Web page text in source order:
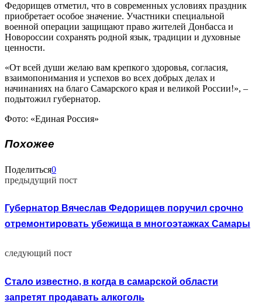
Федорищев отметил, что в современных условиях праздник
приобретает особое значение. Участники специальной
военной операции защищают право жителей Донбасса и
Новороссии сохранять родной язык, традиции и духовные
ценности.
«От всей души желаю вам крепкого здоровья, согласия,
взаимопонимания и успехов во всех добрых делах и
начинаниях на благо Самарского края и великой России!», –
подытожил губернатор.
Фото: «Единая Россия»
Похожее
Поделиться0
предыдущий пост
Губернатор Вячеслав Федорищев поручил срочно
отремонтировать убежища в многоэтажках Самары
следующий пост
Стало известно, в когда в самарской области
запретят продавать алкоголь